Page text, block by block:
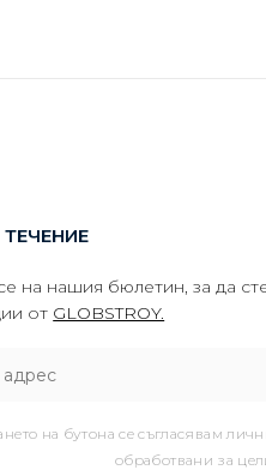
на нашия бюлетин, за да
от GLOBSTROY.
на бутона се съгласявам
обработвани за